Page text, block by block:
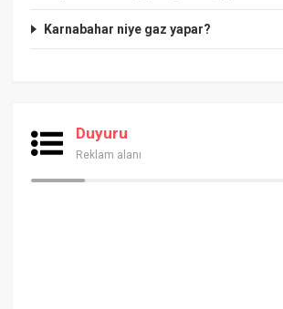
Karnabahar niye gaz yapar?
Duyuru
Reklam alanı